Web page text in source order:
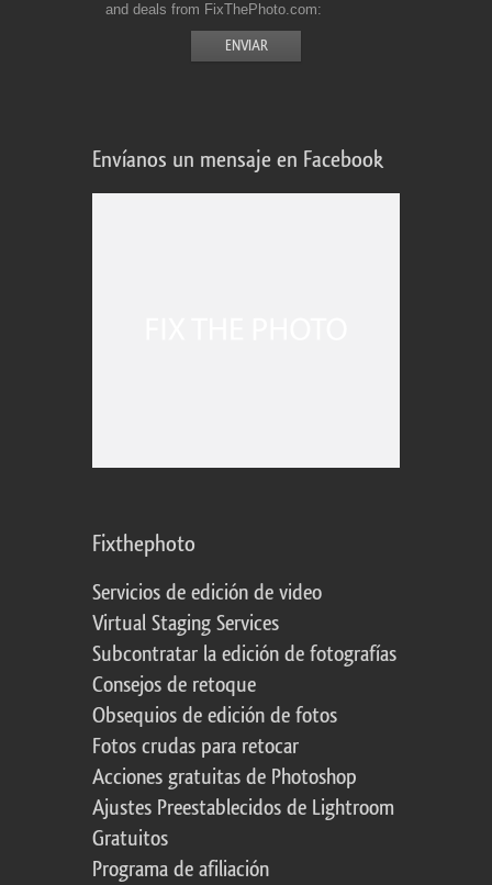
and deals from FixThePhoto.com
Envíanos un mensaje en Facebook
Fixthephoto
Servicios de edición de video
Virtual Staging Services
Subcontratar la edición de fotografías
Consejos de retoque
Obsequios de edición de fotos
Fotos crudas para retocar
Acciones gratuitas de Photoshop
Ajustes Preestablecidos de Lightroom
Gratuitos
Programa de afiliación